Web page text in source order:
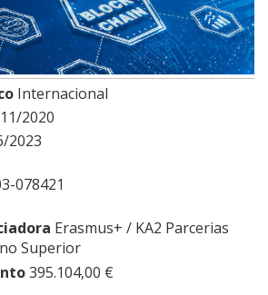
Internacional
2020
2023
078421
Erasmus+ / KA2 Parcerias
Superior
395.104,00 €